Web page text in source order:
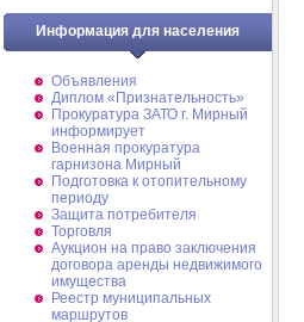
Информация для населения
Объявления
Диплом «Признательность»
Прокуратура ЗАТО г. Мирный
информирует
Военная прокуратура
гарнизона Мирный
Подготовка к отопительному
периоду
Защита потребителя
Торговля
Аукцион на право заключения
договора аренды недвижимого
имущества
Реестр муниципальных
маршрутов